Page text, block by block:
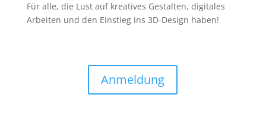
Für alle, die Lust auf kreatives Gestalten, digitales
Arbeiten und den Einstieg ins 3D-Design haben!
Anmeldung